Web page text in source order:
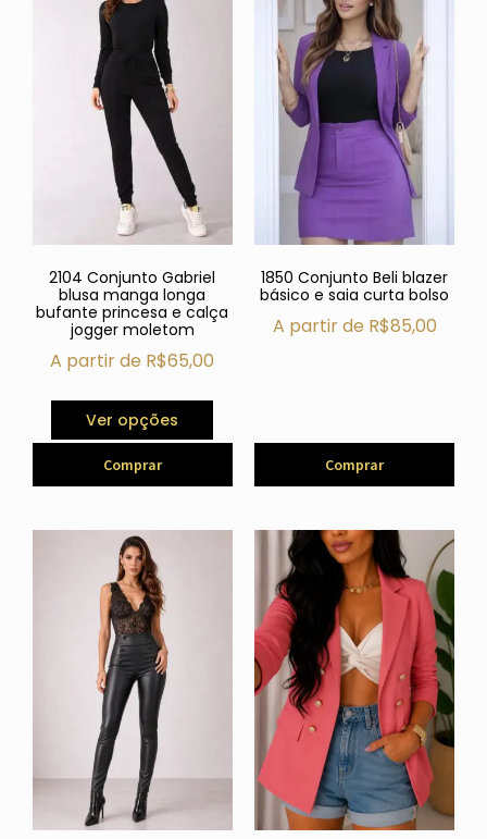
2104 Conjunto Gabriel
blusa manga longa
bufante princesa e calça
jogger moletom
A partir de R$65,00
Ver opções
Comprar
1850 Conjunto Beli blazer
básico e saia curta bolso
A partir de R$85,00
Comprar